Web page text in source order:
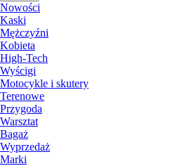
Nowości
Kaski
Mężczyźni
Kobieta
High-Tech
Wyścigi
Motocykle i skutery
Terenowe
Przygoda
Warsztat
Bagaż
Wyprzedaż
Marki